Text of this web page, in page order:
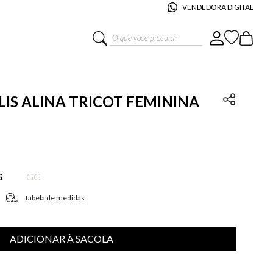
VENDEDORA DIGITAL
O que você procura?
ALINA TRICOT FEMININA
GG
Tabela de medidas
ADICIONAR À SACOLA